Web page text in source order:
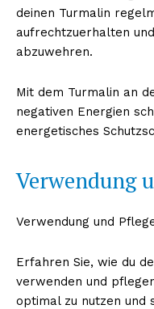
deinen Turmalin
aufrechtzuerhalten
abzuwehren.
Mit dem Turmalin an
negativen Energien
energetisches
Verwendung
Verwendung und
Erfahren Sie, wie du
verwenden und
optimal zu nutzen und